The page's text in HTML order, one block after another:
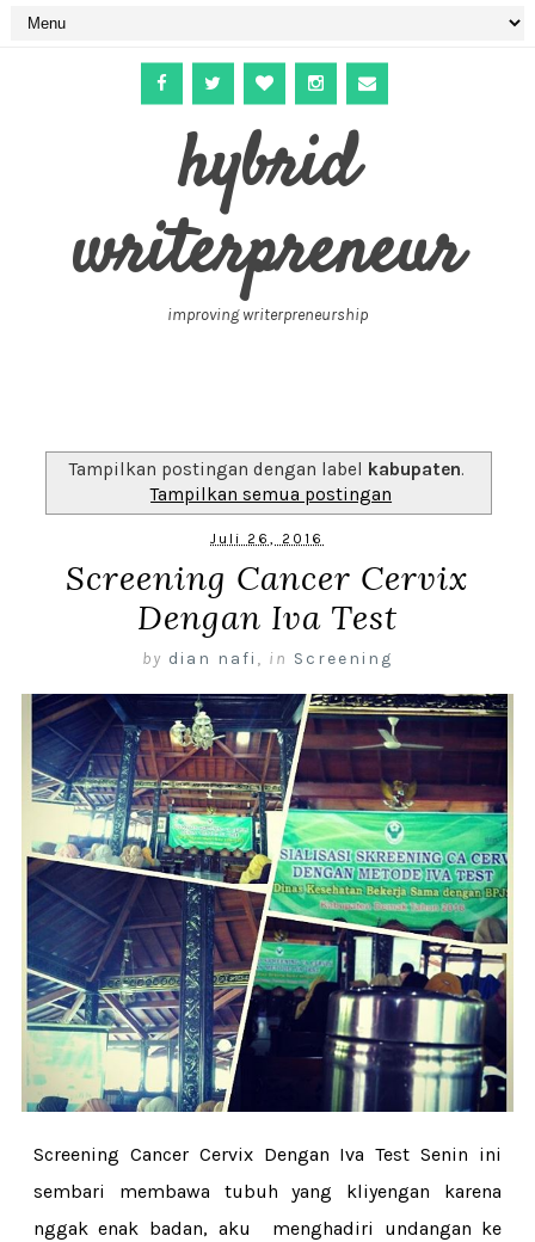
hybrid
writerpreneur
improving writerpreneurship
Tampilkan postingan dengan label kabupaten.
Tampilkan semua postingan
Juli 26, 2016
Screening Cancer Cervix
Dengan Iva Test
by dian nafi , in Screening
Screening Cancer Cervix Dengan Iva Test Senin ini
sembari membawa tubuh yang kliyengan karena
nggak enak badan, aku menghadiri undangan ke